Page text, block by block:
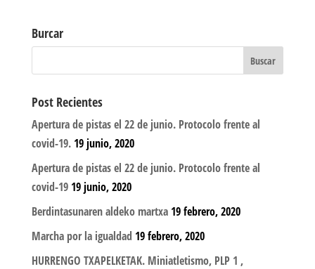
Burcar
Post Recientes
Apertura de pistas el 22 de junio. Protocolo frente al
covid-19. 19 junio, 2020
Apertura de pistas el 22 de junio. Protocolo frente al
covid-19 19 junio, 2020
Berdintasunaren aldeko martxa 19 febrero, 2020
Marcha por la igualdad 19 febrero, 2020
HURRENGO TXAPELKETAK. Miniatletismo, PLP 1 ,